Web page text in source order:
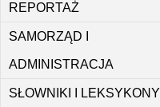
REPORTAŻ
SAMORZĄD I
ADMINISTRACJA
SŁOWNIKI I LEKSYKONY